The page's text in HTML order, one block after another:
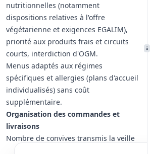
nutritionnelles (notamment
dispositions relatives à l'offre
végétarienne et exigences EGALIM),
priorité aux produits frais et circuits
courts, interdiction d'OGM.
Menus adaptés aux régimes
spécifiques et allergies (plans d'accueil
individualisés) sans coût
supplémentaire.
Organisation des commandes et
livraisons
Nombre de convives transmis la veille